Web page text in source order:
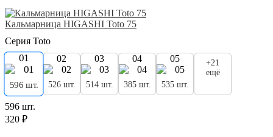
Кальмарница HIGASHI Toto 75
Серия Toto
01
596 шт.
02
526 шт.
03
514 шт.
04
385 шт.
05
535 шт.
+21
ещё
596 шт.
320 ₽